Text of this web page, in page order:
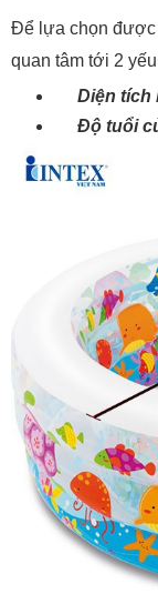
Để lựa chọn được
quan tâm tới 2 yếu
Diện tích
Độ tuổi